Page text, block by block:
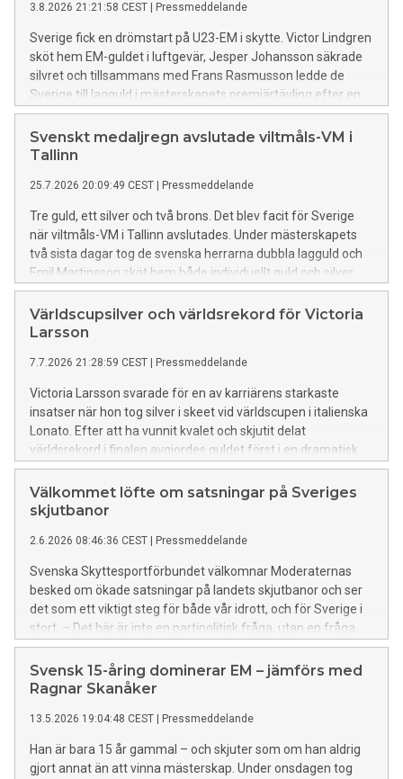
3.8.2026 21:21:58 CEST Pressmeddelande
Sverige fick en drömstart på U23-EM i skytte. Victor Lindgren
sköt hem EM-guldet i luftgevär, Jesper Johansson säkrade
silvret och tillsammans med Frans Rasmusson ledde de
Sverige till lagguld i mästerskapets premiärtävling efter en
imponerande svensk uppvisning i luftgevär.
Svenskt medaljregn avslutade viltmåls-VM i
Tallinn
25.7.2026 20:09:49 CEST Pressmeddelande
Tre guld, ett silver och två brons. Det blev facit för Sverige
när viltmåls-VM i Tallinn avslutades. Under mästerskapets
två sista dagar tog de svenska herrarna dubbla lagguld och
Emil Martinsson sköt hem både individuellt guld och silver.
Världscupsilver och världsrekord för Victoria
Larsson
7.7.2026 21:28:59 CEST Pressmeddelande
Victoria Larsson svarade för en av karriärens starkaste
insatser när hon tog silver i skeet vid världscupen i italienska
Lonato. Efter att ha vunnit kvalet och skjutit delat
världsrekord i finalen avgjordes guldet först i en dramatisk
särskjutning.
Välkommet löfte om satsningar på Sveriges
skjutbanor
2.6.2026 08:46:36 CEST Pressmeddelande
Svenska Skyttesportförbundet välkomnar Moderaternas
besked om ökade satsningar på landets skjutbanor och ser
det som ett viktigt steg för både vår idrott, och för Sverige i
stort. – Det här är inte en partipolitisk fråga, utan en fråga
som vi hoppas att det finns ett brett politiskt stöd för framåt,
säger Lennart Carlsson, ordföranden i Svenska
Skyttesportförbundet.
Svensk 15-åring dominerar EM – jämförs med
Ragnar Skanåker
13.5.2026 19:04:48 CEST Pressmeddelande
Han är bara 15 år gammal – och skjuter som om han aldrig
gjort annat än att vinna mästerskap. Under onsdagen tog